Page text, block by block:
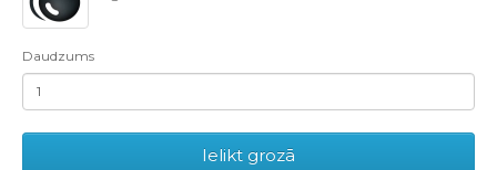
Daudzums
Ielikt grozā